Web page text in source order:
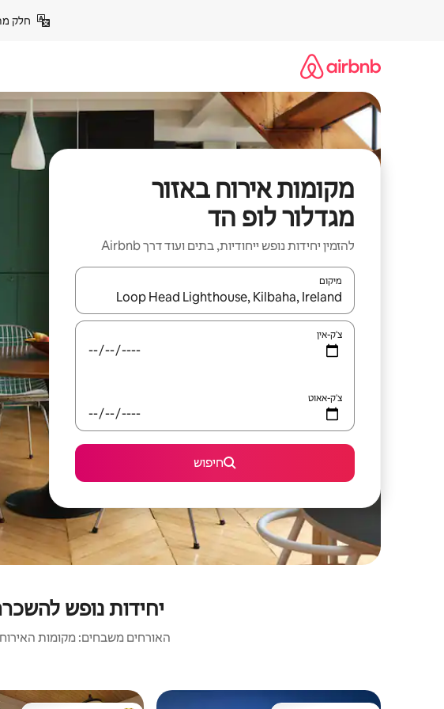
חלק
מקומות אירוח באזור
מגדלור לופ הד
להזמין יחידות נופש ייחודיות, בתים ועוד דרך Airbnb
מיקום
כאשר התוצאות יהיו זמינות, יש לנווט עם מקשי החיצים למעלה ולמטה או
צ'ק-אין
צ'ק-אאוט
חיפוש
יחידות נופש
האורחים משבחים: מקומות האירוח